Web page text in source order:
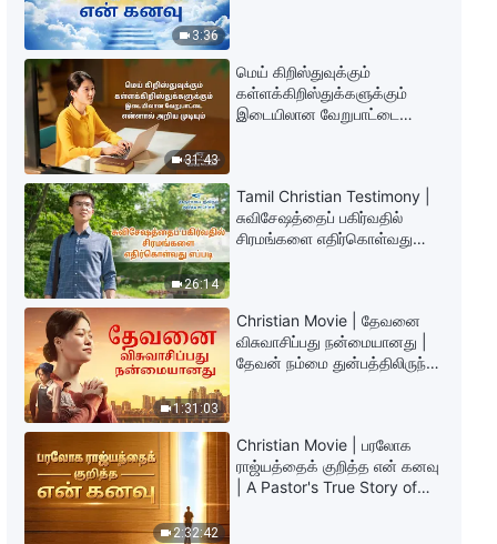
தேவனுடைய அனுதின வார்த்தைகள்:
கடைசிக் காலத்தில் நியாயத்தீர்ப்பு |
பகுதி 95
11:14
தேவனுடைய அனுதின வார்த்தைகள்:
கடைசிக் காலத்தில் நியாயத்தீர்ப்பு |
பகுதி 98
3:36
31:43
மெய் கிறிஸ்துவுக்கும்
கள்ளக்கிறிஸ்துக்களுக்கும்
இடையிலான வேறுபாட்டை
26:14
Tamil Christian Testimony |
சுவிசேஷத்தைப் பகிர்வதில்
சிரமங்களை எதிர்கொள்வது
1:31:03
Christian Movie | தேவனை
விசுவாசிப்பது நன்மையானது |
தேவன் நம்மை துன்பத்திலிருந்து
2:32:42
Christian Movie | பரலோக
ராஜ்யத்தைக் குறித்த என் கனவு
| A Pastor's True Story of